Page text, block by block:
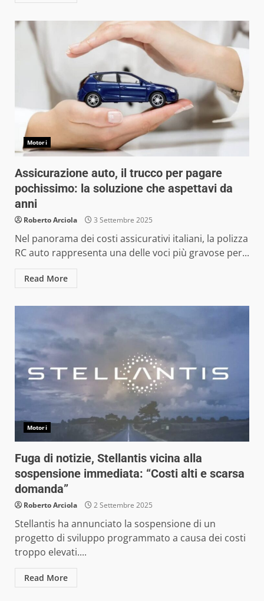
Motori
Assicurazione auto, il trucco per pagare
pochissimo: la soluzione che aspettavi da
anni
Roberto Arciola 3 Settembre 2025
Nel panorama dei costi assicurativi italiani, la polizza
RC auto rappresenta una delle voci più gravose per...
Read More
Motori
Fuga di notizie, Stellantis vicina alla
sospensione immediata: “Costi alti e scarsa
domanda”
Roberto Arciola 2 Settembre 2025
Stellantis ha annunciato la sospensione di un
progetto di sviluppo programmato a causa dei costi
troppo elevati....
Read More